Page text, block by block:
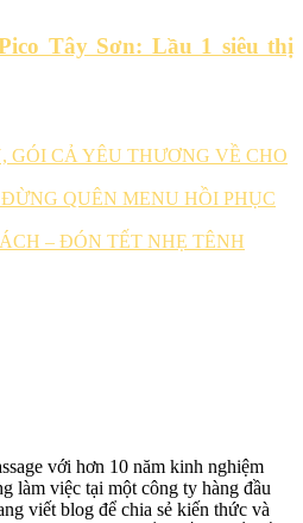
Tây Sơn: Lầu 1 siêu thị
GÓI CẢ YÊU THƯƠNG VỀ CHO
QUÊN MENU HỒI PHỤC
– ĐÓN TẾT NHẸ TÊNH
với hơn 10 năm kinh nghiệm
làm việc tại một công ty hàng đầu
viết blog để chia sẻ kiến thức và